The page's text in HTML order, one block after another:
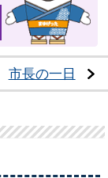
市長の一日